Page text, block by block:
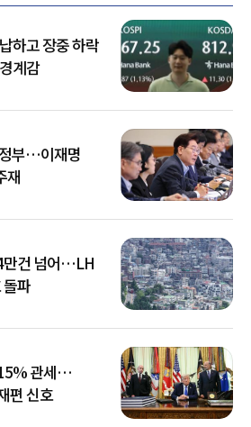
하고 장중 하락
계감
부…이재명
재
만건 넘어…LH
파
관세…
편 신호